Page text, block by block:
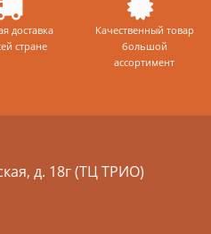
доставка
стране
Качественный товар
большой
ассортимент
д. 18г (ТЦ ТРИО)